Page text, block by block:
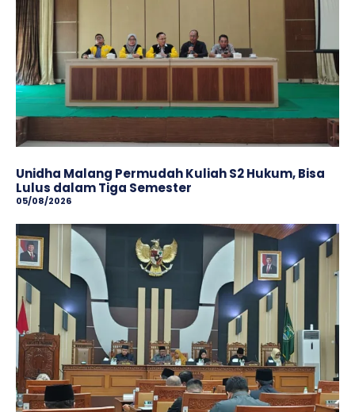
Unidha Malang Permudah Kuliah S2 Hukum, Bisa
Lulus dalam Tiga Semester
05/08/2026